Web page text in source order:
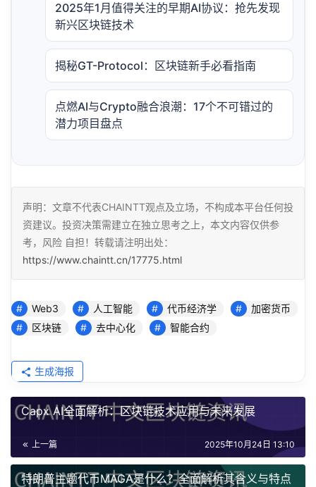
2025年1月值得关注的早期AI协议：抢先发现
新兴区块链技术
揭秘GT-Protocol：区块链新手必看指南
点燃AI与Crypto融合浪潮：17个不可错过的
潜力项目盘点
声明：文章不代表CHAINTT观点及立场，不构成本平台任何投
资建议。投资决策需建立在独立思考之上，本文内容仅供参
考，风险 自担！转载请注明出处：
https://www.chaintt.cn/17775.html
Web3 人工智能 代币经济学
加密货币
区块链
去中心化 智能合约
生成海报
Capx AI全面解析：区块链技术应用与未来发展
上一篇 2025年10月24日 13:10
特朗普主题代币MAGA是什么？全面解析其含义与特点